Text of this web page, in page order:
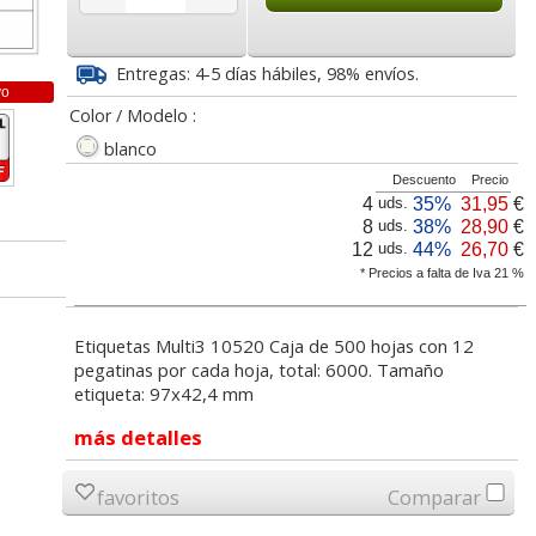
Entregas: 4-5 días hábiles, 98% envíos.
Color / Modelo :
blanco
* Precios a falta de Iva 21 %
Descuento Precio
4 uds. 35% 31,95 €
8 uds. 38% 28,90 €
12 uds. 44% 26,70 €
Etiquetas Multi3 10520 Caja de 500 hojas con 12
pegatinas por cada hoja, total: 6000. Tamaño
etiqueta: 97x42,4 mm
más detalles
favoritos Comparar
26,70 5,65
Etiquetas impresora
caja 100 hjs 12x
desde:17,99
21,77 con Iva
Etiquetas Impresora
corresp APLI 01275
6,84 con Iva
Cartucho HP 304 - 302
Negro, original
N9K06AE